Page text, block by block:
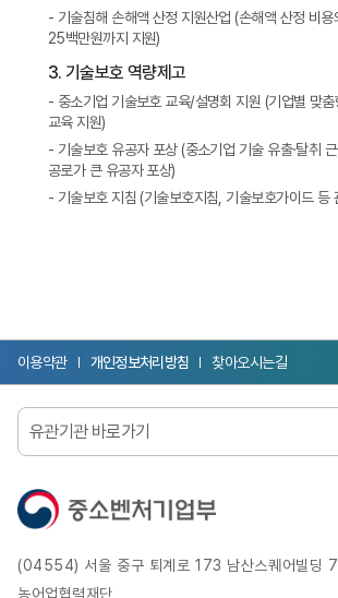
- 기술침해 손해액 산정 지원산업 (손해액 산정 비
25백만원까지 지원)
3. 기술보호 역량제고
- 중소기업 기술보호 교육/설명회 지원 (기업별 맞
교육 지원)
- 기술보호 유공자 포상 (중소기업 기술 유출·탈취
공로가 큰 유공자 포상)
- 기술보호 지침 (기술보호지침, 기술보호가이드 등
이용약관 개인정보처리방침 찾아오시는길
선택됨
유관기관 바로가기
(04554) 서울 중구 퇴계로 173 남산스퀘어빌딩 7
농어업협력재단